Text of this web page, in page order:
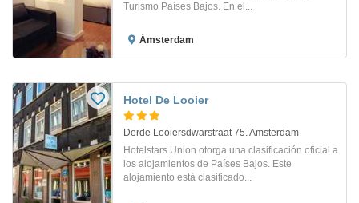
Turismo Países Bajos. En el...
Ámsterdam
Hotel De Looier
Derde Looiersdwarstraat 75. Amsterdam
Hotelstars Union otorga una clasificación oficial a
los alojamientos de Países Bajos. Este
alojamiento está clasificado...